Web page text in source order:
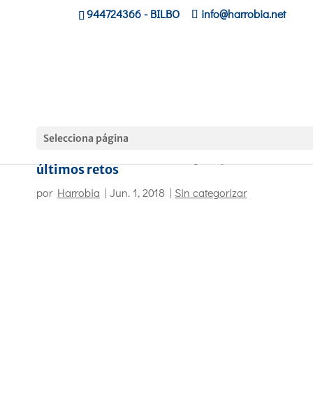
944724366- BILBO info@harrobia.net
Selecciona página
últimos retos
por Harrobia | Jun. 1, 2018 | Sin categorizar